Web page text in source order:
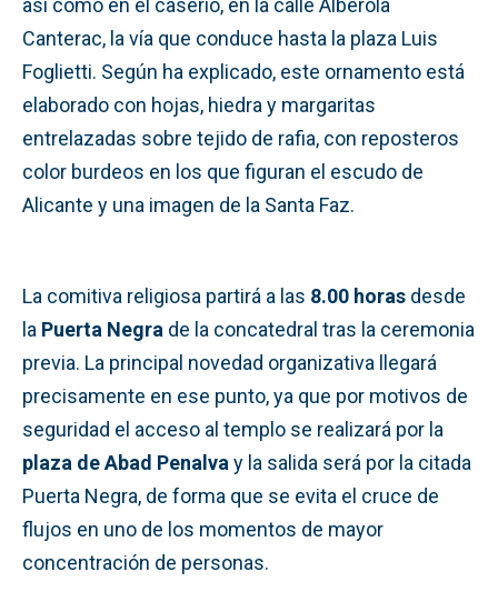
así como en el caserío, en la calle Alberola
Canterac, la vía que conduce hasta la plaza Luis
Foglietti. Según ha explicado, este ornamento está
elaborado con hojas, hiedra y margaritas
entrelazadas sobre tejido de rafia, con reposteros
color burdeos en los que figuran el escudo de
Alicante y una imagen de la Santa Faz.
La comitiva religiosa partirá a las 8.00 horas desde
la Puerta Negra de la concatedral tras la ceremonia
previa. La principal novedad organizativa llegará
precisamente en ese punto, ya que por motivos de
seguridad el acceso al templo se realizará por la
plaza de Abad Penalva y la salida será por la citada
Puerta Negra, de forma que se evita el cruce de
flujos en uno de los momentos de mayor
concentración de personas.